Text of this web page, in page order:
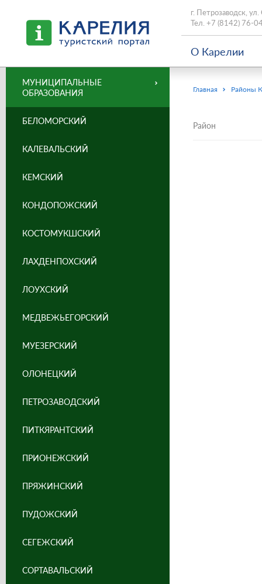
г. Петрозаводск,
Тел. +7 (8142) 76-
О Карелии
Главная Районы
Район
МУНИЦИПАЛЬНЫЕ
ОБРАЗОВАНИЯ
БЕЛОМОРСКИЙ
КАЛЕВАЛЬСКИЙ
КЕМСКИЙ
КОНДОПОЖСКИЙ
КОСТОМУКШСКИЙ
ЛАХДЕНПОХСКИЙ
ЛОУХСКИЙ
МЕДВЕЖЬЕГОРСКИЙ
МУЕЗЕРСКИЙ
ОЛОНЕЦКИЙ
ПЕТРОЗАВОДСКИЙ
ПИТКЯРАНТСКИЙ
ПРИОНЕЖСКИЙ
ПРЯЖИНСКИЙ
ПУДОЖСКИЙ
СЕГЕЖСКИЙ
СОРТАВАЛЬСКИЙ